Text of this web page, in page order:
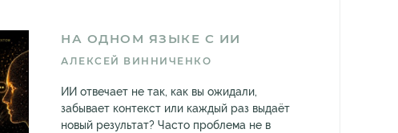
НА ОДНОМ ЯЗЫКЕ С ИИ
АЛЕКСЕЙ ВИННИЧЕНКО
ИИ отвечает не так, как вы ожидали,
забывает контекст или каждый раз выдаёт
новый результат? Часто проблема не в